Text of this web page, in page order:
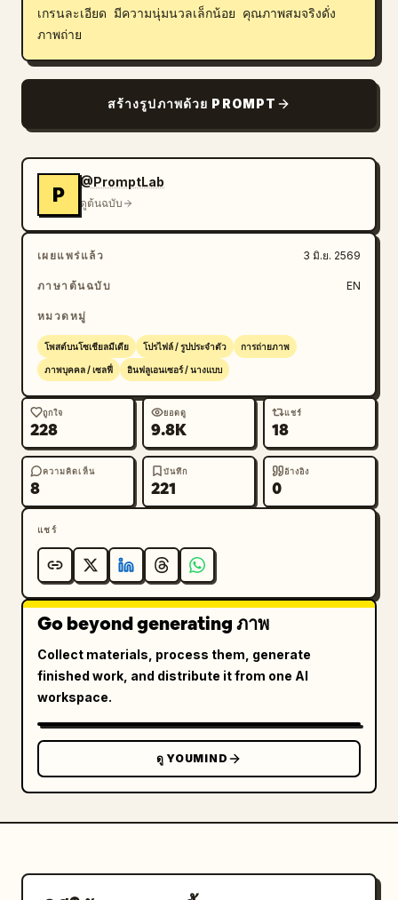
เกรนละเอียด มีความนุ่มนวลเล็กน้อย คุณภาพสมจริงดั่ง
ภาพถ่าย
สร้างรูปภาพด้วย PROMPT
P
@PromptLab
ดูต้นฉบับ
เผยแพร่แล้ว 3 มิ.ย. 2569
ภาษาต้นฉบับ EN
หมวดหมู่
โพสต์บนโซเชียลมีเดีย โปรไฟล์ / รูปประจำตัว การถ่ายภาพ
ภาพบุคคล / เซลฟี่ อินฟลูเอนเซอร์ / นางแบบ
ถูกใจ
228
ยอดดู
9.8K
แชร์
18
ความคิดเห็น
8
บันทึก
221
อ้างอิง
0
แชร์
Go beyond generating ภาพ
Collect materials, process them, generate
finished work, and distribute it from one AI
workspace.
ดู YOUMIND